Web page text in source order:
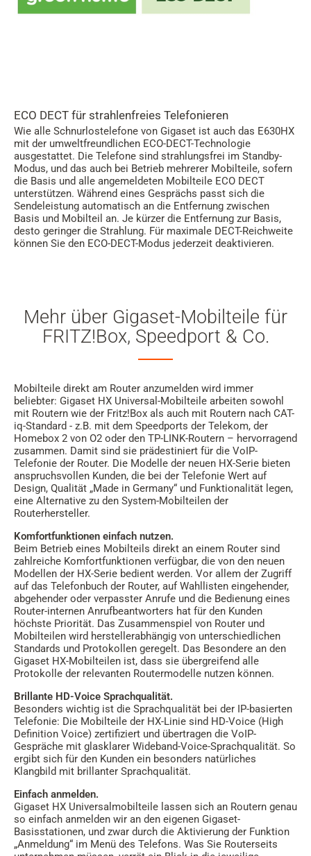
ECO DECT für strahlenfreies Telefonieren
Wie alle Schnurlostelefone von Gigaset ist auch das E630HX
mit der umweltfreundlichen ECO-DECT-Technologie
ausgestattet. Die Telefone sind strahlungsfrei im Standby-
Modus, und das auch bei Betrieb mehrerer Mobilteile, sofern
die Basis und alle angemeldeten Mobilteile ECO DECT
unterstützen. Während eines Gesprächs passt sich die
Sendeleistung automatisch an die Entfernung zwischen
Basis und Mobilteil an. Je kürzer die Entfernung zur Basis,
desto geringer die Strahlung. Für maximale DECT-Reichweite
können Sie den ECO-DECT-Modus jederzeit deaktivieren.
Mehr über Gigaset-Mobilteile für
FRITZ!Box, Speedport & Co.
Mobilteile direkt am Router anzumelden wird immer
beliebter: Gigaset HX Universal-Mobilteile arbeiten sowohl
mit Routern wie der Fritz!Box als auch mit Routern nach CAT-
iq-Standard - z.B. mit dem Speedports der Telekom, der
Homebox 2 von O2 oder den TP-LINK-Routern – hervorragend
zusammen. Damit sind sie prädestiniert für die VoIP-
Telefonie der Router. Die Modelle der neuen HX-Serie bieten
anspruchsvollen Kunden, die bei der Telefonie Wert auf
Design, Qualität „Made in Germany“ und Funktionalität legen,
eine Alternative zu den System-Mobilteilen der
Routerhersteller.
Komfortfunktionen einfach nutzen.
Beim Betrieb eines Mobilteils direkt an einem Router sind
zahlreiche Komfortfunktionen verfügbar, die von den neuen
Modellen der HX-Serie bedient werden. Vor allem der Zugriff
auf das Telefonbuch der Router, auf Wahllisten eingehender,
abgehender oder verpasster Anrufe und die Bedienung eines
Router-internen Anrufbeantworters hat für den Kunden
höchste Priorität. Das Zusammenspiel von Router und
Mobilteilen wird herstellerabhängig von unterschiedlichen
Standards und Protokollen geregelt. Das Besondere an den
Gigaset HX-Mobilteilen ist, dass sie übergreifend alle
Protokolle der relevanten Routermodelle nutzen können.
Brillante HD-Voice Sprachqualität.
Besonders wichtig ist die Sprachqualität bei der IP-basierten
Telefonie: Die Mobilteile der HX-Linie sind HD-Voice (High
Definition Voice) zertifiziert und übertragen die VoIP-
Gespräche mit glasklarer Wideband-Voice-Sprachqualität. So
ergibt sich für den Kunden ein besonders natürliches
Klangbild mit brillanter Sprachqualität.
Einfach anmelden.
Gigaset HX Universalmobilteile lassen sich an Routern genau
so einfach anmelden wir an den eigenen Gigaset-
Basisstationen, und zwar durch die Aktivierung der Funktion
„Anmeldung“ im Menü des Telefons. Was Sie Routerseits